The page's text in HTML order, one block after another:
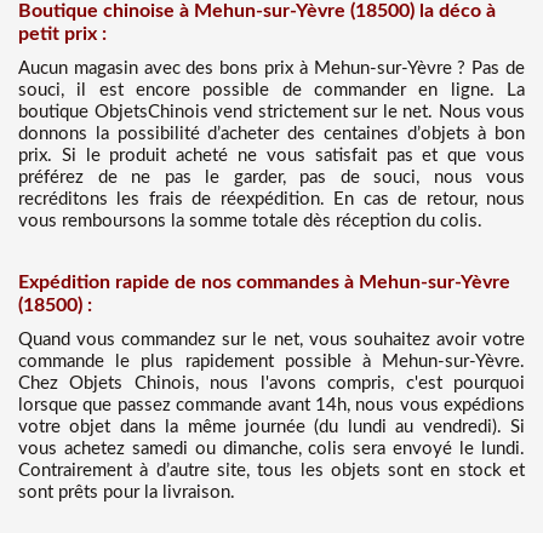
Boutique chinoise à Mehun-sur-Yèvre (18500) la déco à
petit prix :
Aucun magasin avec des bons prix à Mehun-sur-Yèvre ? Pas de
souci, il est encore possible de commander en ligne. La
boutique ObjetsChinois vend strictement sur le net. Nous vous
donnons la possibilité d’acheter des centaines d’objets à bon
prix. Si le produit acheté ne vous satisfait pas et que vous
préférez de ne pas le garder, pas de souci, nous vous
recréditons les frais de réexpédition. En cas de retour, nous
vous remboursons la somme totale dès réception du colis.
Expédition rapide de nos commandes à Mehun-sur-Yèvre
(18500) :
Quand vous commandez sur le net, vous souhaitez avoir votre
commande le plus rapidement possible à Mehun-sur-Yèvre.
Chez Objets Chinois, nous l'avons compris, c'est pourquoi
lorsque que passez commande avant 14h, nous vous expédions
votre objet dans la même journée (du lundi au vendredi). Si
vous achetez samedi ou dimanche, colis sera envoyé le lundi.
Contrairement à d’autre site, tous les objets sont en stock et
sont prêts pour la livraison.